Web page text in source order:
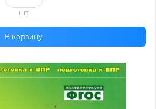
шт
В корзину